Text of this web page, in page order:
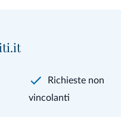
Richieste non
vincolanti